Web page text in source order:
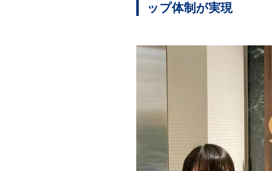
ップ体制が実現